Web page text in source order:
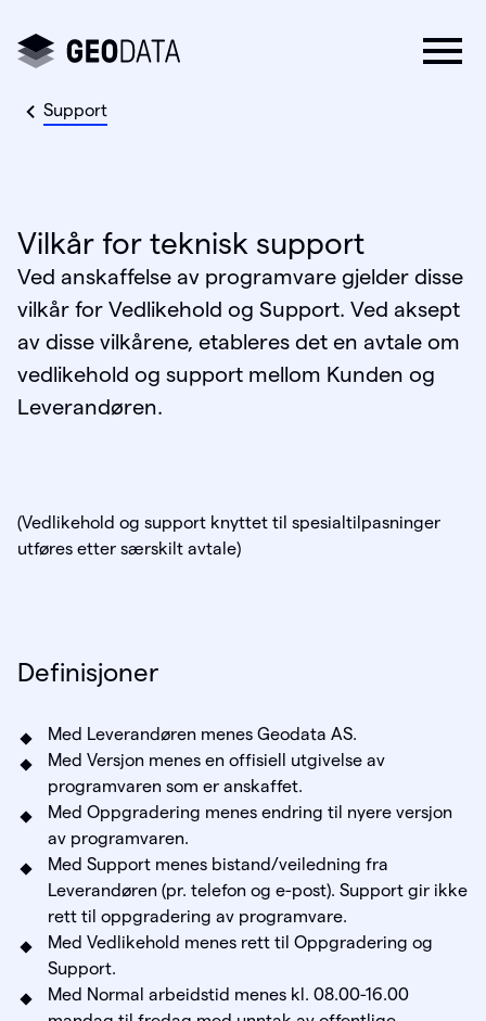
Support
Vilkår for teknisk support
Ved anskaffelse av programvare gjelder disse
vilkår for Vedlikehold og Support. Ved aksept
av disse vilkårene, etableres det en avtale om
vedlikehold og support mellom Kunden og
Leverandøren.
(Vedlikehold og support knyttet til spesialtilpasninger
utføres etter særskilt avtale)
Definisjoner
Med Leverandøren menes Geodata AS.
Med Versjon menes en offisiell utgivelse av
programvaren som er anskaffet.
Med Oppgradering menes endring til nyere versjon
av programvaren.
Med Support menes bistand/veiledning fra
Leverandøren (pr. telefon og e-post). Support gir ikke
rett til oppgradering av programvare.
Med Vedlikehold menes rett til Oppgradering og
Support.
Med Normal arbeidstid menes kl. 08.00-16.00